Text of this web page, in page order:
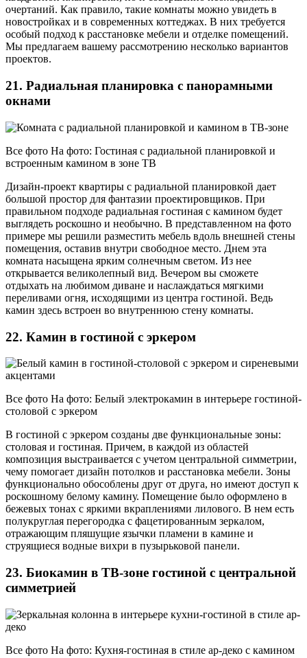
очертаний. Как правило, такие комнаты можно увидеть в
новостройках и в современных коттеджах. В них требуется
особый подход к расстановке мебели и отделке помещений.
Мы предлагаем вашему рассмотрению несколько вариантов
проектов.
21. Радиальная планировка с панорамными
окнами
Все фото На фото: Гостиная с радиальной планировкой и
встроенным камином в зоне ТВ
Дизайн-проект квартиры с радиальной планировкой дает
большой простор для фантазии проектировщиков. При
правильном подходе радиальная гостиная с камином будет
выглядеть роскошно и необычно. В представленном на фото
примере мы решили разместить мебель вдоль внешней стены
помещения, оставив внутри свободное место. Днем эта
комната насыщена ярким солнечным светом. Из нее
открывается великолепный вид. Вечером вы сможете
отдыхать на любимом диване и наслаждаться мягкими
переливами огня, исходящими из центра гостиной. Ведь
камин здесь встроен во внутреннюю стену комнаты.
22. Камин в гостиной с эркером
Все фото На фото: Белый электрокамин в интерьере гостиной-
столовой с эркером
В гостиной с эркером созданы две функциональные зоны:
столовая и гостиная. Причем, в каждой из областей
композиция выстраивается с учетом центральной симметрии,
чему помогает дизайн потолков и расстановка мебели. Зоны
функционально обособлены друг от друга, но имеют доступ к
роскошному белому камину. Помещение было оформлено в
бежевых тонах с яркими вкраплениями лилового. В нем есть
полукруглая перегородка с фацетированным зеркалом,
отражающим пляшущие язычки пламени в камине и
струящиеся водные вихри в пузырьковой панели.
23. Биокамин в ТВ-зоне гостиной с центральной
симметрией
Все фото На фото: Кухня-гостиная в стиле ар-деко с камином